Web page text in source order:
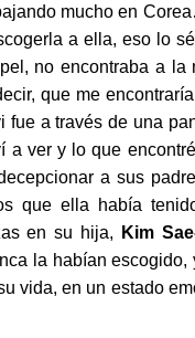
mucho en
a ella, eso lo
no encontraba a
que me
fue a través de una
a ver y lo que
a sus
que ella había
en su hija, Kim
la habían
vida, en un estado